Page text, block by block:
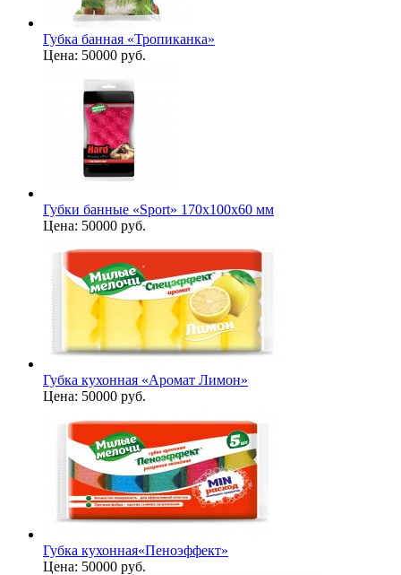
Губка банная «Тропиканка»
Цена: 50000 руб.
Губки банные «Sport» 170х100х60 мм
Цена: 50000 руб.
Губка кухонная «Аромат Лимон»
Цена: 50000 руб.
Губка кухонная«Пеноэффект»
Цена: 50000 руб.